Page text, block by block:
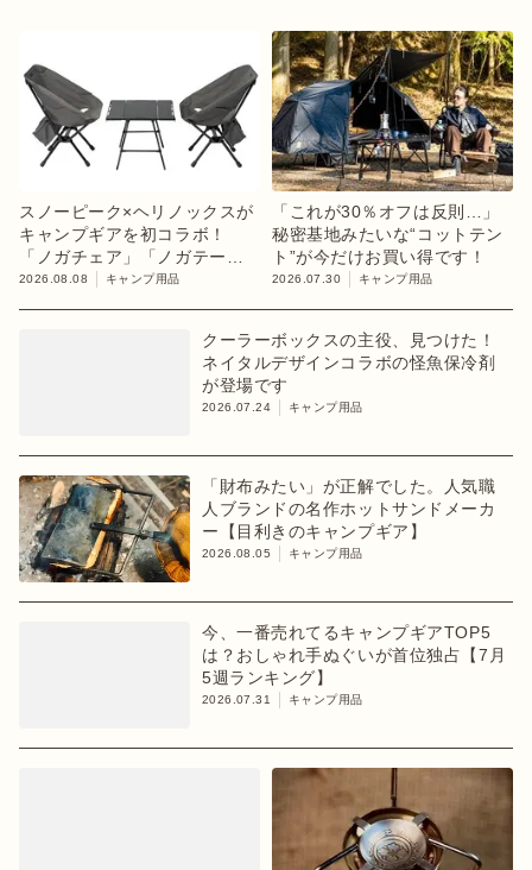
スノーピーク×ヘリノックスが
キャンプギアを初コラボ！
「ノガチェア」「ノガテーブ
ル」を8月13日に発売
2026.08.08 キャンプ用品
「これが30％オフは反則…」
秘密基地みたいな“コットテン
ト”が今だけお買い得です！
2026.07.30 キャンプ用品
クーラーボックスの主役、見つけた！
ネイタルデザインコラボの怪魚保冷剤
が登場です
2026.07.24 キャンプ用品
「財布みたい」が正解でした。人気職
人ブランドの名作ホットサンドメーカ
ー【目利きのキャンプギア】
2026.08.05 キャンプ用品
今、一番売れてるキャンプギアTOP5
は？おしゃれ手ぬぐいが首位独占【7月
5週ランキング】
2026.07.31 キャンプ用品